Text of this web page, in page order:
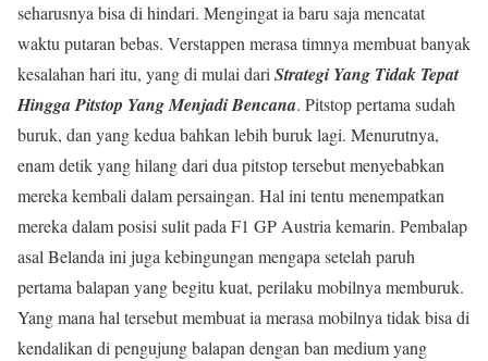
seharusnya bisa di hindari. Mengingat ia baru saja mencatat
waktu putaran bebas. Verstappen merasa timnya membuat banyak
kesalahan hari itu, yang di mulai dariStrategi Yang Tidak Tepat
Hingga Pitstop Yang Menjadi Bencana. Pitstop pertama sudah
buruk, dan yang kedua bahkan lebih buruk lagi. Menurutnya,
enam detik yang hilang dari dua pitstop tersebut menyebabkan
mereka kembali dalam persaingan. Hal ini tentu menempatkan
mereka dalam posisi sulit pada F1 GP Austria kemarin. Pembalap
asal Belanda ini juga kebingungan mengapa setelah paruh
pertama balapan yang begitu kuat, perilaku mobilnya memburuk.
Yang mana hal tersebut membuat ia merasa mobilnya tidak bisa di
kendalikan di pengujung balapan dengan ban medium yang